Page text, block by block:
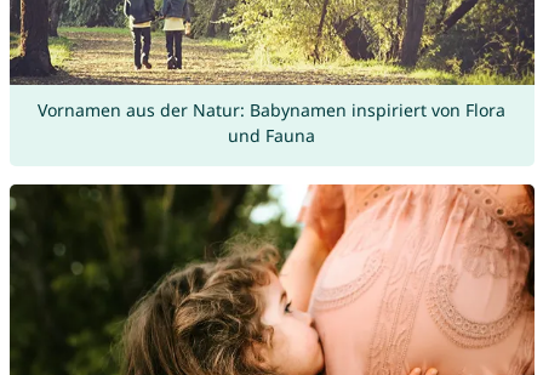
Vornamen aus der Natur: Babynamen inspiriert von Flora
und Fauna